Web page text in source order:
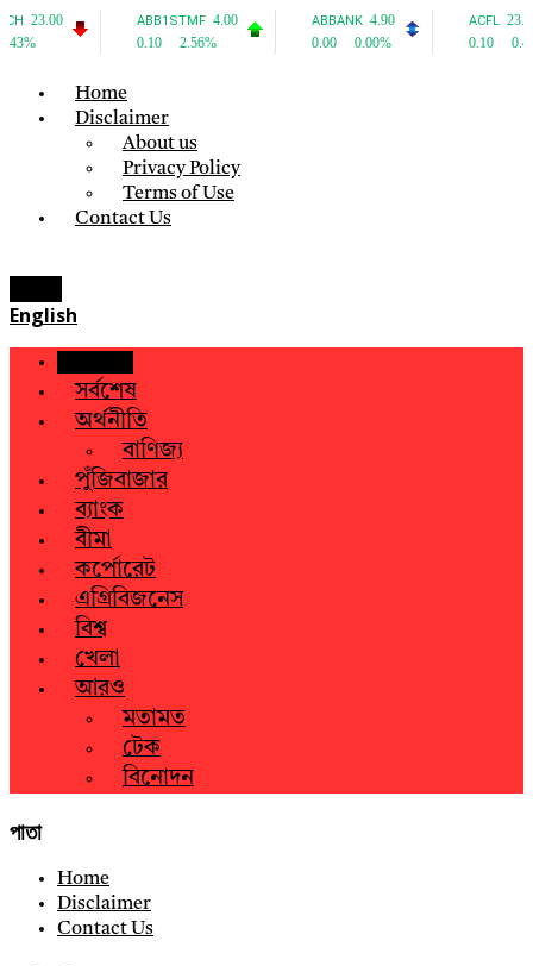
Home
Disclaimer
About us
Privacy Policy
Terms of Use
Contact Us
English
সর্বশেষ
অর্থনীতি
বাণিজ্য
পুঁজিবাজার
ব্যাংক
বীমা
কর্পোরেট
এগ্রিবিজনেস
বিশ্ব
খেলা
আরও
মতামত
টেক
বিনোদন
পাতা
Home
Disclaimer
Contact Us